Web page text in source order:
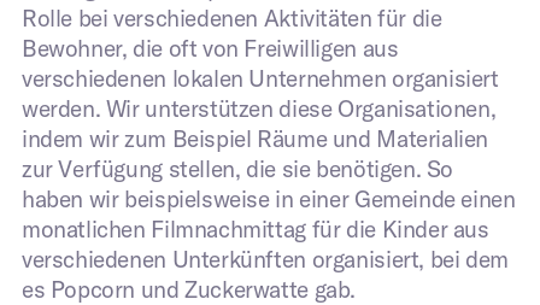
Rolle bei verschiedenen Aktivitäten für die
Bewohner, die oft von Freiwilligen aus
verschiedenen lokalen Unternehmen organisiert
werden. Wir unterstützen diese Organisationen,
indem wir zum Beispiel Räume und Materialien
zur Verfügung stellen, die sie benötigen. So
haben wir beispielsweise in einer Gemeinde einen
monatlichen Filmnachmittag für die Kinder aus
verschiedenen Unterkünften organisiert, bei dem
es Popcorn und Zuckerwatte gab.